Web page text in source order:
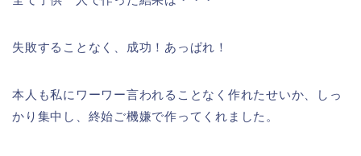
失敗することなく、成功！あっぱれ！
本人も私にワーワー言われることなく作れたせいか、しっ
かり集中し、終始ご機嫌で作ってくれました。